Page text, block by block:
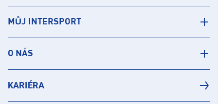
MŮJ INTERSPORT
O NÁS
KARIÉRA